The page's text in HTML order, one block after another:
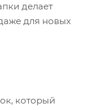
делает
для новых
который